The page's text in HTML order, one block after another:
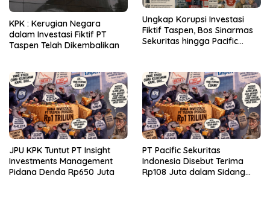
KPK : Kerugian Negara
dalam Investasi Fiktif PT
Taspen Telah Dikembalikan
Ungkap Korupsi Investasi
Fiktif Taspen, Bos Sinarmas
Sekuritas hingga Pacific
JPU KPK Tuntut PT Insight
Investments Management
Pidana Denda Rp650 Juta
PT Pacific Sekuritas
Indonesia Disebut Terima
Rp108 Juta dalam Sidang